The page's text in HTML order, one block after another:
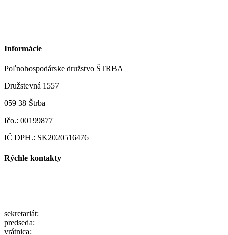
Informácie
Poľnohospodárske družstvo ŠTRBA
Družstevná 1557
059 38 Štrba
Ičo.: 00199877
IČ DPH.: SK2020516476
Rýchle kontakty
sekretariát:
predseda:
vrátnica: